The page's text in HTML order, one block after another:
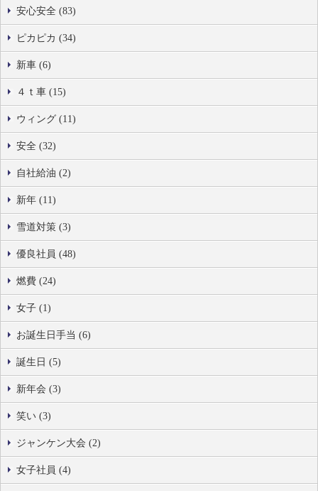
安心安全 (83)
ピカピカ (34)
新車 (6)
４ｔ車 (15)
ウィング (11)
安全 (32)
自社給油 (2)
新年 (11)
雪道対策 (3)
優良社員 (48)
燃費 (24)
女子 (1)
お誕生日手当 (6)
誕生日 (5)
新年会 (3)
笑い (3)
ジャンケン大会 (2)
女子社員 (4)